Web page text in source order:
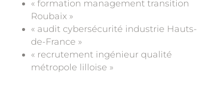
« formation management transition
Roubaix »
« audit cybersécurité industrie Hauts-
de-France »
« recrutement ingénieur qualité
métropole lilloise »